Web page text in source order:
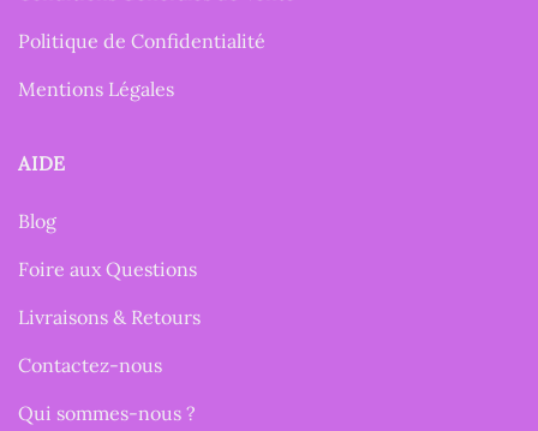
Politique de Confidentialité
Mentions Légales
AIDE
Blog
Foire aux Questions
Livraisons & Retours
Contactez-nous
Qui sommes-nous ?